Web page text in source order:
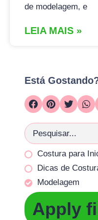
de modelagem, e
LEIA MAIS »
Está
Costura para
Dicas de
Modelagem
Apply